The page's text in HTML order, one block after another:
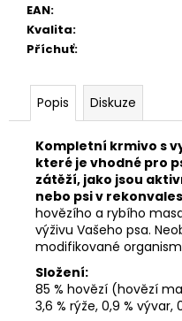
EAN:
Kvalita:
Příchuť:
Popis Diskuze
Kompletní krmivo s
které je vhodné pro
zátěží, jako jsou
nebo psi v
hovězího a rybího
výživu Vašeho psa.
modifikované
Složení:
85 % hovězí (hovězí
3,6 % rýže, 0,9 % vývar,
e
m
e
JOSERA
KIDS
139
Kč